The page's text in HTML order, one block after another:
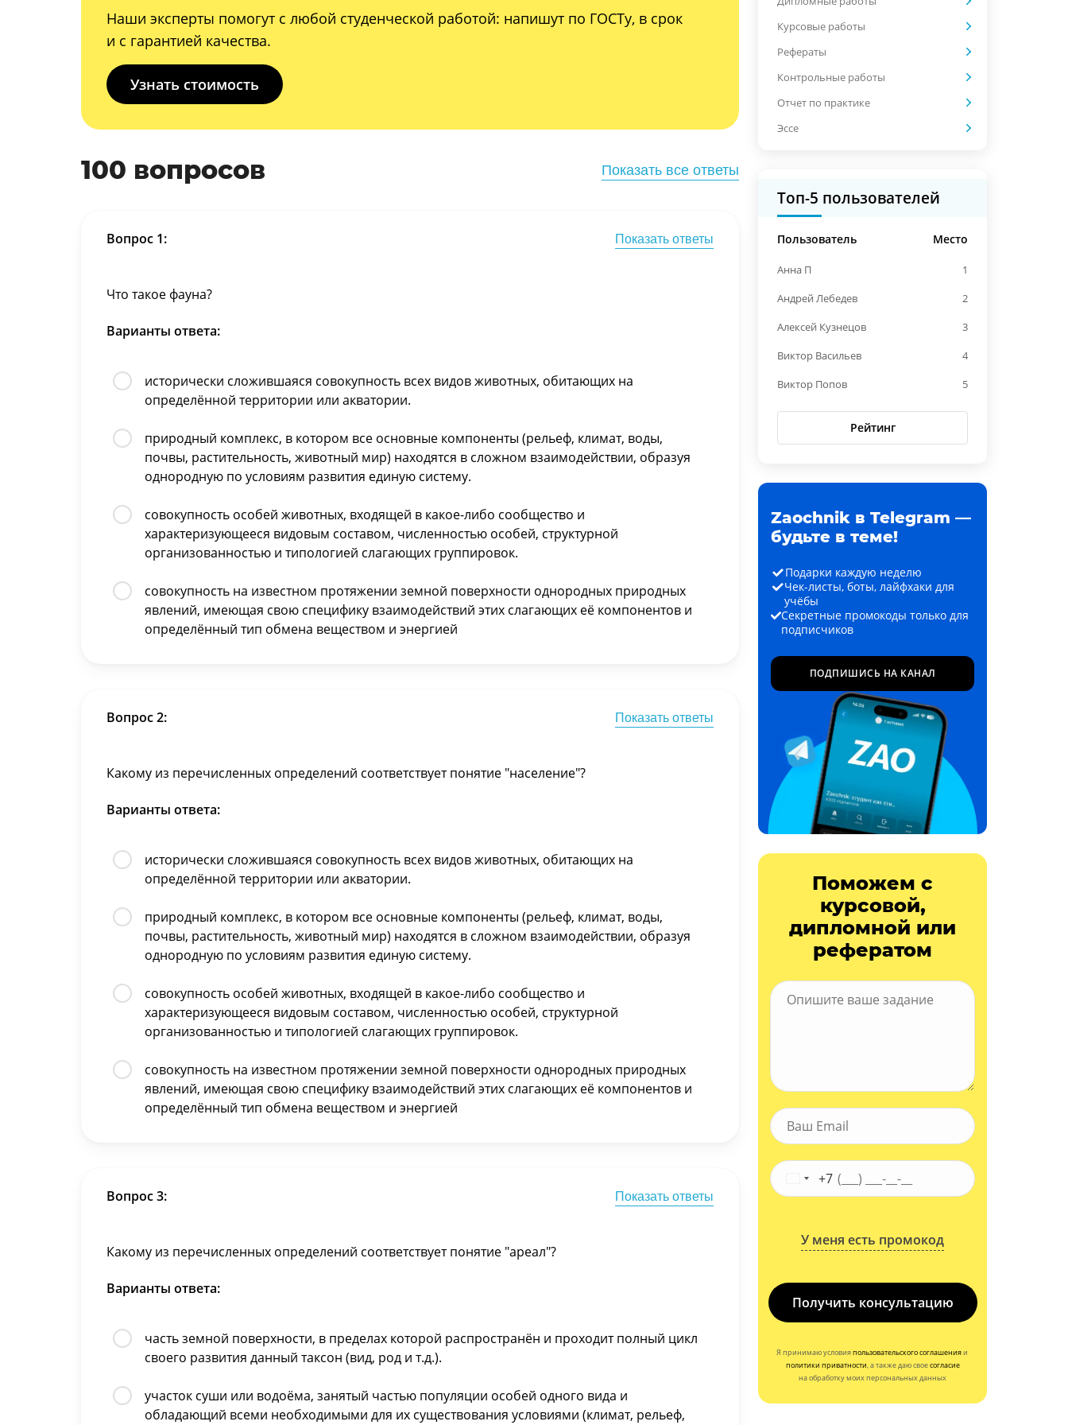
Наши эксперты помогут с любой студенческой работой: напишут по ГОСТу, в срок
и с гарантией качества.
Узнать стоимость
100 вопросов Показать все ответы
Вопрос 1: Показать ответы
Что такое фауна?
Варианты ответа:
исторически сложившаяся совокупность всех видов животных, обитающих на
определённой территории или акватории.
природный комплекс, в котором все основные компоненты (рельеф, климат, воды,
почвы, растительность, животный мир) находятся в сложном взаимодействии, образуя
однородную по условиям развития единую систему.
совокупность особей животных, входящей в какое-либо сообщество и
характеризующееся видовым составом, численностью особей, структурной
организованностью и типологией слагающих группировок.
совокупность на известном протяжении земной поверхности однородных природных
явлений, имеющая свою специфику взаимодействий этих слагающих её компонентов и
определённый тип обмена веществом и энергией
Вопрос 2: Показать ответы
Какому из перечисленных определений соответствует понятие "население"?
Варианты ответа:
исторически сложившаяся совокупность всех видов животных, обитающих на
определённой территории или акватории.
природный комплекс, в котором все основные компоненты (рельеф, климат, воды,
почвы, растительность, животный мир) находятся в сложном взаимодействии, образуя
однородную по условиям развития единую систему.
совокупность особей животных, входящей в какое-либо сообщество и
характеризующееся видовым составом, численностью особей, структурной
организованностью и типологией слагающих группировок.
совокупность на известном протяжении земной поверхности однородных природных
явлений, имеющая свою специфику взаимодействий этих слагающих её компонентов и
определённый тип обмена веществом и энергией
Вопрос 3: Показать ответы
Какому из перечисленных определений соответствует понятие "ареал"?
Варианты ответа:
часть земной поверхности, в пределах которой распространён и проходит полный цикл
своего развития данный таксон (вид, род и т.д.).
участок суши или водоёма, занятый частью популяции особей одного вида и
обладающий всеми необходимыми для их существования условиями (климат, рельеф,
Курсовые работы
Рефераты
Контрольные работы
Отчет по практике
Эссе
Топ-5 пользователей
Пользователь Место
Анна П
1
Андрей Лебедев
2
Алексей Кузнецов
3
Виктор Васильев
4
Виктор Попов
5
Рейтинг
Zaochnik в Telegram —
будьте в теме!
Подарки каждую неделю
Чек-листы, боты, лайфхаки для
учёбы
Секретные промокоды только для
подписчиков
ПОДПИШИСЬ НА КАНАЛ
Поможем с
курсовой,
дипломной или
рефератом
+7
У меня есть промокод
Получить консультацию
Я принимаю условияпользовательского соглашенияи
политики приватности, а также даю своесогласие
на обработку моих персональных данных